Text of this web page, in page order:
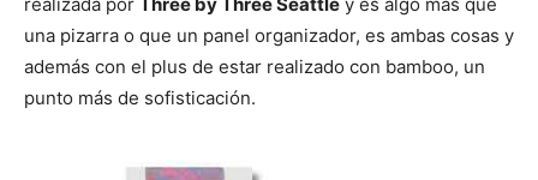
r
i
r
e
n
t
t
e
r
)
r
i
r
e
n
o
o
k
r
i
r
e
r
e
s
t
r
i
r
e
r
i
r
e
A
p
p
una pizarra o que un panel organizador, es ambas cosas y
además con el plus de estar realizado con bamboo, un
punto más de sofisticación.